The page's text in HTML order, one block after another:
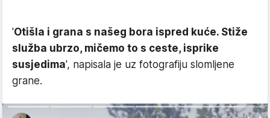
'Otišla i grana s našeg bora ispred kuće. Stiže
služba ubrzo, mičemo to s ceste, isprike
susjedima', napisala je uz fotografiju slomljene
grane.